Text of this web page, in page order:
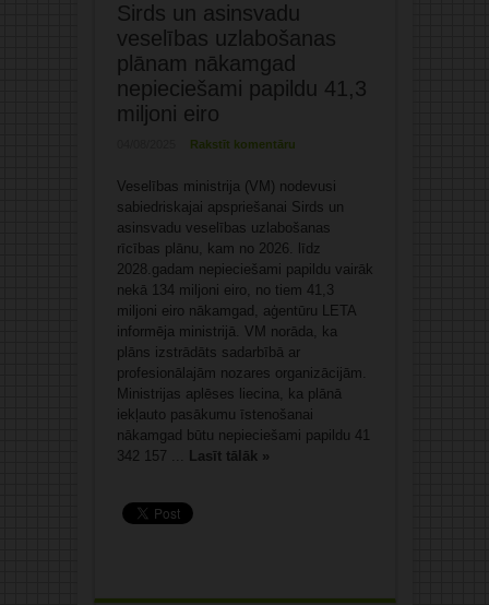
Sirds un asinsvadu
veselības uzlabošanas
plānam nākamgad
nepieciešami papildu 41,3
miljoni eiro
Rakstīt komentāru
Veselības ministrija (VM) nodevusi
sabiedriskajai apspriešanai Sirds un
asinsvadu veselības uzlabošanas
rīcības plānu, kam no 2026. līdz
2028.gadam nepieciešami papildu vairāk
nekā 134 miljoni eiro, no tiem 41,3
miljoni eiro nākamgad, aģentūru LETA
informēja ministrijā. VM norāda, ka
plāns izstrādāts sadarbībā ar
profesionālajām nozares organizācijām.
Ministrijas aplēses liecina, ka plānā
iekļauto pasākumu īstenošanai
nākamgad būtu nepieciešami papildu 41
342 157 ... Lasīt tālāk »